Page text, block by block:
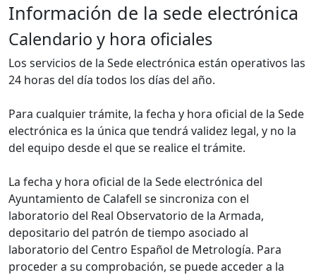
Información de la sede electrónica
Calendario y hora oficiales
Los servicios de la Sede electrónica están operativos las
24 horas del día todos los días del año.
Para cualquier trámite, la fecha y hora oficial de la Sede
electrónica es la única que tendrá validez legal, y no la
del equipo desde el que se realice el trámite.
La fecha y hora oficial de la Sede electrónica del
Ayuntamiento de Calafell se sincroniza con el
laboratorio del Real Observatorio de la Armada,
depositario del patrón de tiempo asociado al
laboratorio del Centro Español de Metrología. Para
proceder a su comprobación, se puede acceder a la